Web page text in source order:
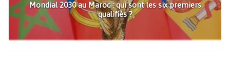
Mondial 2030 au Maroc : qui sont les six premiers
qualifiés ?